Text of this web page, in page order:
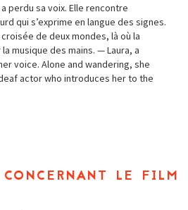
perdu sa voix. Elle rencontre
qui s’exprime en langue des signes.
de deux mondes, là où la
musique des mains. — Laura, a
voice. Alone and wandering, she
actor who introduces her to the
le film